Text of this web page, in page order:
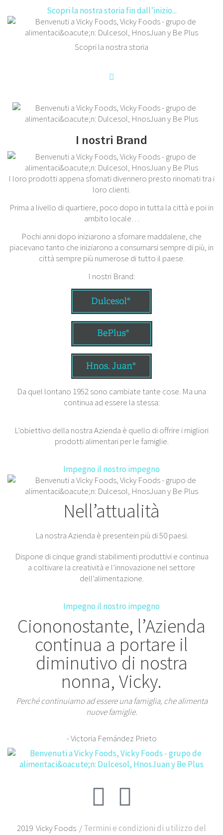
Scopri la nostra storia fin dall’inizio...
Scopri la nostra storia
I nostri Brand
I loro prodotti appena sfornati divennero presto rinomati tra i
loro clienti.
Prima a livello di quartiere, poco dopo in tutta la città e poi in
ambito locale…
Pochi anni dopo iniziarono a sfornare maddalene, che
piacevano tanto che iniziarono a consumarsi sempre di più, in
città sempre più numerose di tutto il paese.
I nostri Brand:
Da quel lontano 1952 sono cambiate tante cose. Ma una
continua ad essere la stessa:
L’obiettivo della nostra Azienda è quello di offrire i migliori
prodotti alimentari per le famiglie.
Impegno il nostro impegno
Nell’attualità
La nostra Azienda è presentein più di 50 paesi.
Dispone di cinque grandi stabilimenti produttivi e continua
a coltivare la creatività e l’innovazione nel settore
dell’alimentazione.
Impegno il nostro impegno
Ciononostante, l’Azienda
continua a portare il
diminutivo di nostra
nonna, Vicky.
Perché continuiamo ad essere una famiglia, che alimenta
nuove famiglie.
- Victoria Fernández Prieto
2019 Vicky Foods /Termini e condizioni di utilizzo del